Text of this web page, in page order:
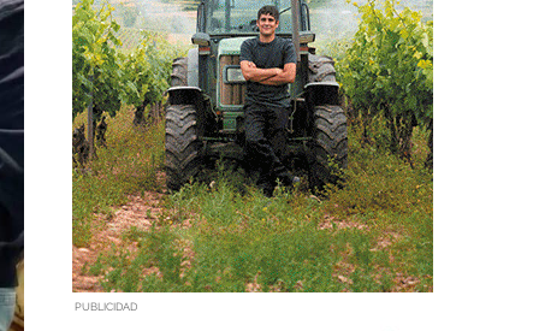
PUBLICIDAD